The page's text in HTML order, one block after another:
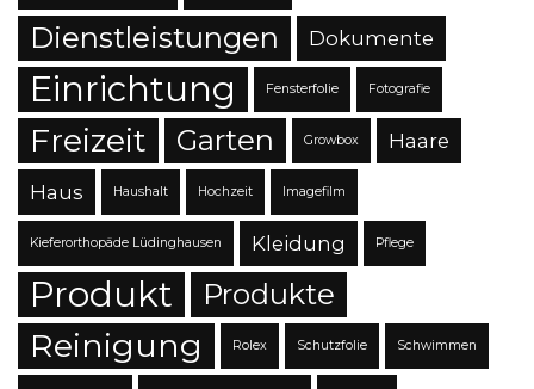
Dienstleistungen Dokumente
Einrichtung Fensterfolie Fotografie
Freizeit Garten Growbox Haare
Haus Haushalt Hochzeit Imagefilm
Kieferorthopäde Lüdinghausen Kleidung Pflege
Produkt Produkte
Reinigung Rolex Schutzfolie Schwimmen